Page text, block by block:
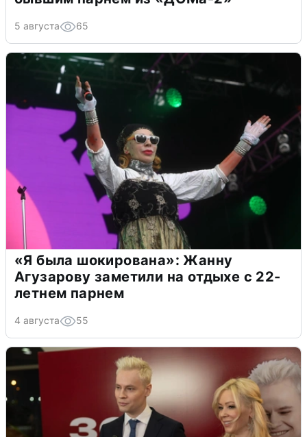
5 августа 65
«Я была шокирована»: Жанну
Агузарову заметили на отдыхе с 22-
летнем парнем
4 августа 55